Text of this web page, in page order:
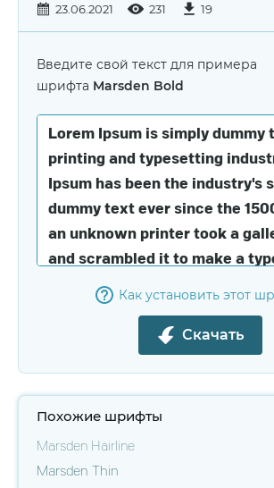
23.06.2021 231 19
Введите свой текст для примера
шрифта Marsden Bold
Как установить этот
Скачать
Похожие шрифты
Marsden Hairline
Marsden Thin